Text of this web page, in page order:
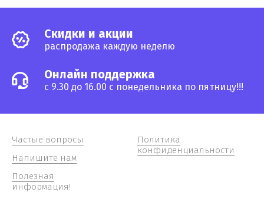
Cкидки и акции
распродажа каждую неделю
Онлайн поддержка
с 9.30 до 16.00 с понедельника по пятницу!!!
Частые вопросы
Напишите нам
Полезная
информация!
Политика
конфиденциальности